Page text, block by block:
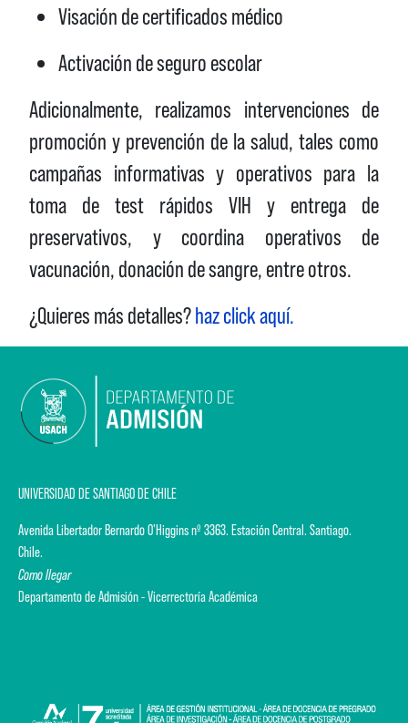
Visación de certificados médico
Activación de seguro escolar
Adicionalmente, realizamos intervenciones de
promoción y prevención de la salud, tales como
campañas informativas y operativos para la
toma de test rápidos VIH y entrega de
preservativos, y coordina operativos de
vacunación, donación de sangre, entre otros.
¿Quieres más detalles?haz click aquí.
UNIVERSIDAD DE SANTIAGO DE CHILE
Avenida Libertador Bernardo O'Higgins nº 3363. Estación Central. Santiago.
Chile.
Como llegar
Departamento de Admisión - Vicerrectoría Académica